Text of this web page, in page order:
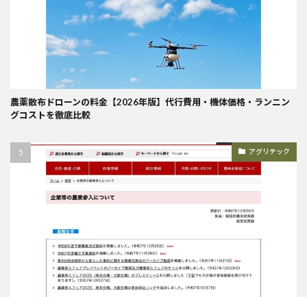
農薬散布ドローンの料金【2026年版】代行費用・機体価格・ランニン
グコストを徹底比較
アグリテック